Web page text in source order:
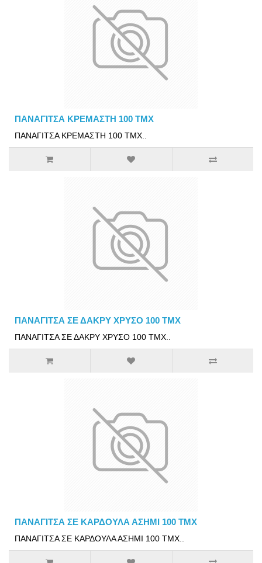
ΠΑΝΑΓΙΤΣΑ ΚΡΕΜΑΣΤΗ 100 ΤΜΧ
ΠΑΝΑΓΙΤΣΑ ΚΡΕΜΑΣΤΗ 100 ΤΜΧ..
ΠΑΝΑΓΙΤΣΑ ΣΕ ΔΑΚΡΥ ΧΡΥΣΟ 100 ΤΜΧ
ΠΑΝΑΓΙΤΣΑ ΣΕ ΔΑΚΡΥ ΧΡΥΣΟ 100 ΤΜΧ..
ΠΑΝΑΓΙΤΣΑ ΣΕ ΚΑΡΔΟΥΛΑ ΑΣΗΜΙ 100 ΤΜΧ
ΠΑΝΑΓΙΤΣΑ ΣΕ ΚΑΡΔΟΥΛΑ ΑΣΗΜΙ 100 ΤΜΧ..